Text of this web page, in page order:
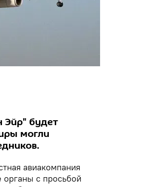
Эйр" будет
могли
авиакомпания
с просьбой